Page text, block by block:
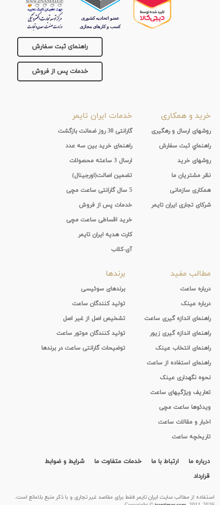
راهنمای ثبت سفارش
خدمات پس از فروش
خرید و همکاری
روشهای ارسال و رهگیری
راهنماي ثبت سفارش
روشهای خرید
نظر مشتریان ما
همکاری سازمانی
شرکای تجاری ایران تایمر
خدمات ایران تایمر
گارانتی 30 روز ضمانت بازگشت
راهنمای خرید بین سه عدد
ارسال 3 ساعته محصولات
تضمین اصالت(اورجینال)
5 سال گارانتی ساعت مچی
خدمات پس از فروش
خرید اقساطی ساعت مچی
کارت هدیه ایران تایمر
آی-کلاب
مطالب مفید
درباره ساعت
درباره عینک
راهنمای اندازه گیری ساعت
راهنمای اندازه گیری زیور
راهنمای انتخاب عینک
راهنمای استفاده از ساعت
نحوه نگهداری عینک
تعاریف ویژگیهای ساعت
ویدئوها ساعت مچی
اخبار و مقالات ساعت
تاریخچه ساعت
برندها
برندهای سوئیسی
تولید کنندگان ساعت
تشخیص اصل از غیر اصل
تولید کنندگان موتور ساعت
توضیحات گارانتی ساعت در برندها
درباره ما ارتباط با ما خدمات متفاوت ما
شرایط و ضوابط
قرارداد
استفاده از مطالب سايت ایران تایمر فقط برای مقاصد غیر تجاری و با ذکر منبع بلامانع است.